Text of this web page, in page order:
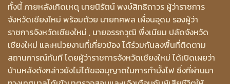
ทั้งนี้ ภายหลังเกิดเหตุ นายนิรัตน์ พงษ์สิทธิถาวร ผู้ว่าราชการ
จังหวัดเชียงใหม่ พร้อมด้วย นายทศพล เผื่อนอุดม รองผู้ว่า
ราชการจังหวัดเชียงใหม่ , นายอรรถวุฒิ พึ่งเนียม ปลัดจังหวัด
เชียงใหม่ และหน่วยงานที่เกี่ยวข้อง ได้ร่วมกันลงพื้นที่ติดตาม
สถานการณ์ทันที โดยผู้ว่าราชการจังหวัดเชียงใหม่ ได้เปิดเผยว่า
บ้านหลังดังกล่าวยังไม่ได้ขออนุญาตในการทำบั้งไฟ ซึ่งที่ผ่านมา